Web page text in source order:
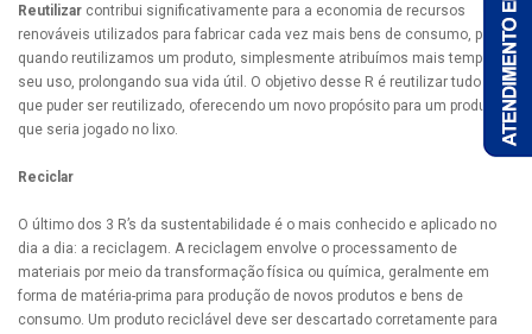
Reutilizar contribui significativamente para a economia de recursos
renováveis utilizados para fabricar cada vez mais bens de consumo, pois
quando reutilizamos um produto, simplesmente atribuímos mais tempo ao
seu uso, prolongando sua vida útil. O objetivo desse R é reutilizar tudo o
que puder ser reutilizado, oferecendo um novo propósito para um produto
que seria jogado no lixo.
Reciclar
O último dos 3 R’s da sustentabilidade é o mais conhecido e aplicado no
dia a dia: a reciclagem. A reciclagem envolve o processamento de
materiais por meio da transformação física ou química, geralmente em
forma de matéria-prima para produção de novos produtos e bens de
consumo. Um produto reciclável deve ser descartado corretamente para